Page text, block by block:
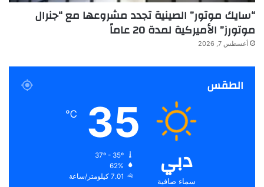
“سايك موتور” الصينية تجدد مشروعها مع “جنرال
موتورز” الأميركية لمدة 20 عاماً
أغسطس 7, 2026
الطقس
دبي
سماء صافية
35
℃
62%
7.01 كيلومتر/ساعة